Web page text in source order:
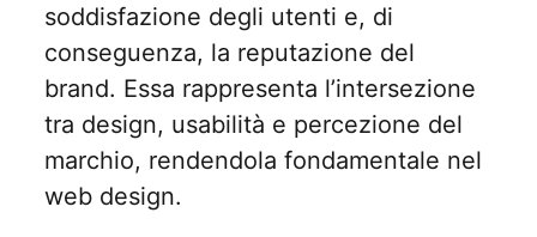
soddisfazione degli utenti e, di
conseguenza, la reputazione del
brand. Essa rappresenta l’intersezione
tra design, usabilità e percezione del
marchio, rendendola fondamentale nel
web design.